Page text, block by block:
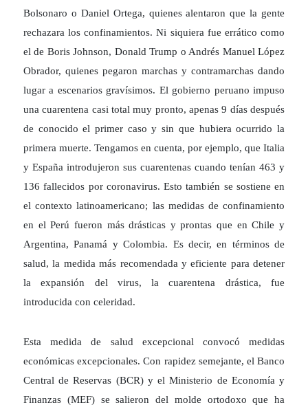
Bolsonaro o Daniel Ortega, quienes alentaron que la gente
rechazara los confinamientos. Ni siquiera fue errático como
el de Boris Johnson, Donald Trump o Andrés Manuel López
Obrador, quienes pegaron marchas y contramarchas dando
lugar a escenarios gravísimos. El gobierno peruano impuso
una cuarentena casi total muy pronto, apenas 9 días después
de conocido el primer caso y sin que hubiera ocurrido la
primera muerte. Tengamos en cuenta, por ejemplo, que Italia
y España introdujeron sus cuarentenas cuando tenían 463 y
136 fallecidos por coronavirus. Esto también se sostiene en
el contexto latinoamericano; las medidas de confinamiento
en el Perú fueron más drásticas y prontas que en Chile y
Argentina, Panamá y Colombia. Es decir, en términos de
salud, la medida más recomendada y eficiente para detener
la expansión del virus, la cuarentena drástica, fue
introducida con celeridad.
Esta medida de salud excepcional convocó medidas
económicas excepcionales. Con rapidez semejante, el Banco
Central de Reservas (BCR) y el Ministerio de Economía y
Finanzas (MEF) se salieron del molde ortodoxo que ha